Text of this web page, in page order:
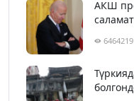
АКШ
6464219